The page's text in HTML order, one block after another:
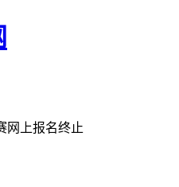
网上报名终止